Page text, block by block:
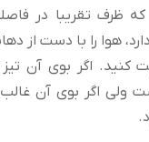
هوا را با دست از
کنید. اگر بوی آن
ولی اگر بوی آن